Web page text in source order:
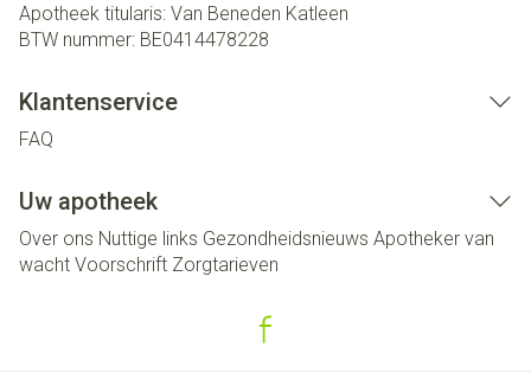
Apotheek titularis: Van Beneden Katleen
BTW nummer: BE0414478228
Klantenservice
FAQ
Uw apotheek
Over ons Nuttige links Gezondheidsnieuws Apotheker van
wacht Voorschrift Zorgtarieven